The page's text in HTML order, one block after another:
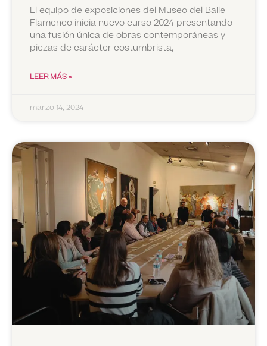
El equipo de exposiciones del Museo del Baile
Flamenco inicia nuevo curso 2024 presentando
una fusión única de obras contemporáneas y
piezas de carácter costumbrista,
LEER MÁS »
marzo 14, 2024